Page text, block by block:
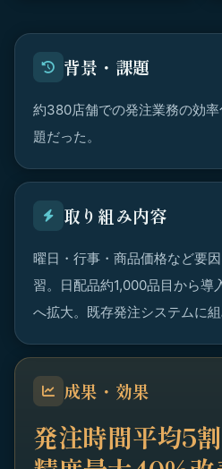
背景・課題
約380店舗での発注業務の効
題だった。
取り組み内容
曜日・行事・商品価格など要
習。日配品約1,000品目から導
へ拡大。既存発注システムに組
成果・効果
発注時間平均5